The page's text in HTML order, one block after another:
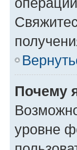
Почему
уровне